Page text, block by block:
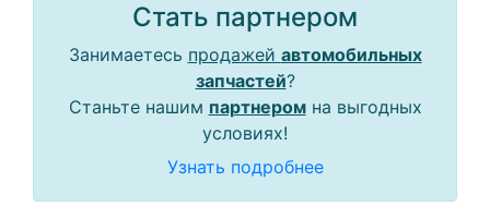
Стать партнером
Занимаетесь продажей автомобильных
запчастей?
Станьте нашим партнеромна выгодных
условиях!
Узнать подробнее